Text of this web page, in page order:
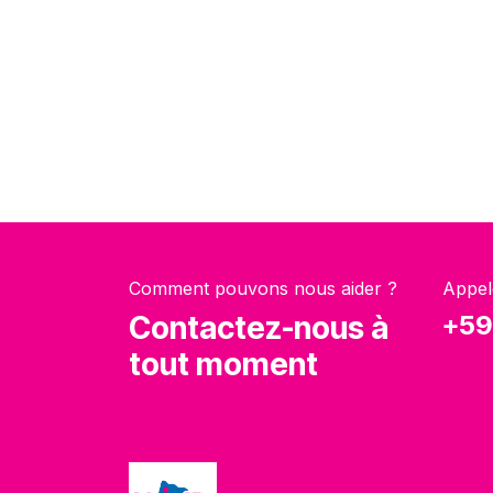
Comment pouvons nous aider ?
Contactez-nous à
tout moment